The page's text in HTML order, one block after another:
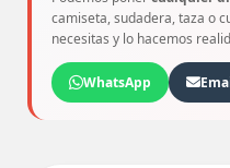
camiseta, sudadera, taza o
necesitas y lo hacemos
WhatsApp